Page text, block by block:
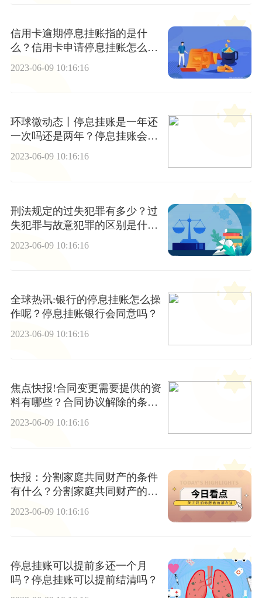
信用卡逾期停息挂账指的是什
么？信用卡申请停息挂账怎么
2023-06-09 10:16:16
环球微动态丨停息挂账是一年还
一次吗还是两年？停息挂账会跟
一辈子吗？
2023-06-09 10:16:16
刑法规定的过失犯罪有多少？过
失犯罪与故意犯罪的区别是什
2023-06-09 10:16:16
全球热讯:银行的停息挂账怎么操
作呢？停息挂账银行会同意吗？
2023-06-09 10:16:16
焦点快报!合同变更需要提供的资
料有哪些？合同协议解除的条件
有哪些？
2023-06-09 10:16:16
快报：分割家庭共同财产的条件
有什么？分割家庭共同财产的原
2023-06-09 10:16:16
停息挂账可以提前多还一个月
吗？停息挂账可以提前结清吗？